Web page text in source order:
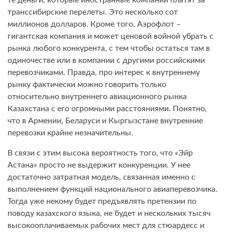
транссибирские перелеты. Это несколько сот
миллионов долларов. Кроме того, Аэрофлот –
гигантская компания и может ценовой войной убрать с
рынка любого конкурента, с тем чтобы остаться там в
одиночестве или в компании с другими российскими
перевозчиками. Правда, про интерес к внутреннему
рынку фактически можно говорить только
относительно внутреннего авиационного рынка
Казахстана с его огромными расстояниями. Понятно,
что в Армении, Беларуси и Кыргызстане внутренние
перевозки крайне незначительны.
В связи с этим высока вероятность того, что «Эйр
Астана» просто не выдержит конкуренции. У нее
достаточно затратная модель, связанная именно с
выполнением функций национального авиаперевозчика.
Тогда уже некому будет предъявлять претензии по
поводу казахского языка, не будет и нескольких тысяч
высокооплачиваемых рабочих мест для стюардесс и